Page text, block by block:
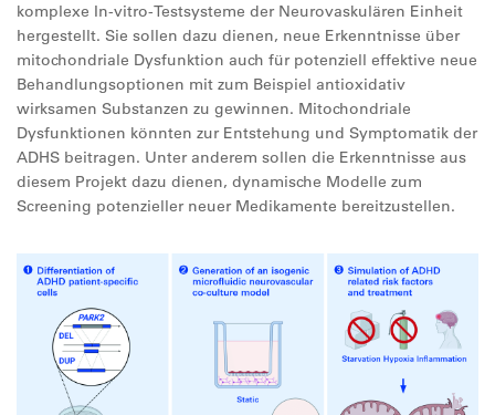
komplexe In-vitro-Testsysteme der Neurovaskulären Einheit
hergestellt. Sie sollen dazu dienen, neue Erkenntnisse über
mitochondriale Dysfunktion auch für potenziell effektive neue
Behandlungsoptionen mit zum Beispiel antioxidativ
wirksamen Substanzen zu gewinnen. Mitochondriale
Dysfunktionen könnten zur Entstehung und Symptomatik der
ADHS beitragen. Unter anderem sollen die Erkenntnisse aus
diesem Projekt dazu dienen, dynamische Modelle zum
Screening potenzieller neuer Medikamente bereitzustellen.